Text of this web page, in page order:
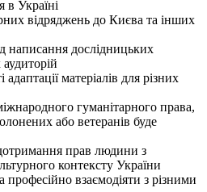
в Україні
відряджень до Києва та інших
написання дослідницьких
аудиторій
матеріалів для різних
гуманітарного права,
або ветеранів буде
прав людини з
контексту України
професійно взаємодіяти з різними